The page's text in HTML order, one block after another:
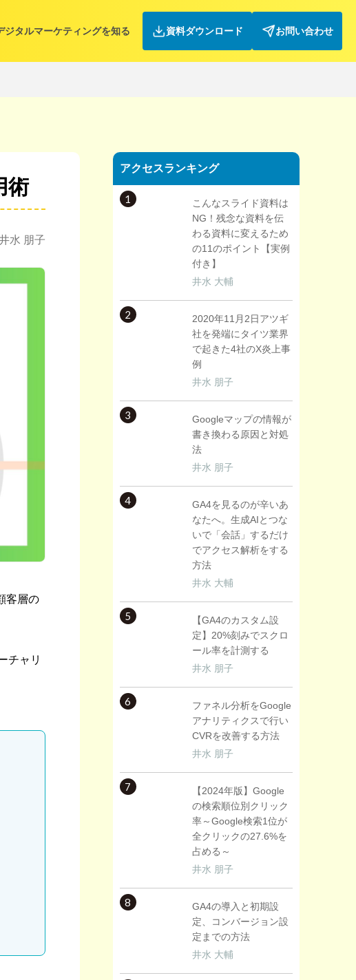
ジタルマーケティングを知る 資料ダウンロード お問い合わせ
術
水 朋子
客層の
チャリ
アクセスランキング
1
こんなスライド資料は
NG！残念な資料を伝
わる資料に変えるため
の11のポイント【実例
付き】
井水 大輔
2
2020年11月2日アツギ
社を発端にタイツ業界
で起きた4社のX炎上事
例
井水 朋子
3
Googleマップの情報が
書き換わる原因と対処
法
井水 朋子
4
GA4を見るのが辛いあ
なたへ。生成AIとつな
いで「会話」するだけ
でアクセス解析をする
方法
井水 大輔
5
【GA4のカスタム設
定】20%刻みでスクロ
ール率を計測する
井水 朋子
6
ファネル分析をGoogle
アナリティクスで行い
CVRを改善する方法
井水 朋子
7
【2024年版】Google
の検索順位別クリック
率～Google検索1位が
全クリックの27.6%を
占める～
井水 朋子
8
GA4の導入と初期設
定、コンバージョン設
定までの方法
井水 大輔